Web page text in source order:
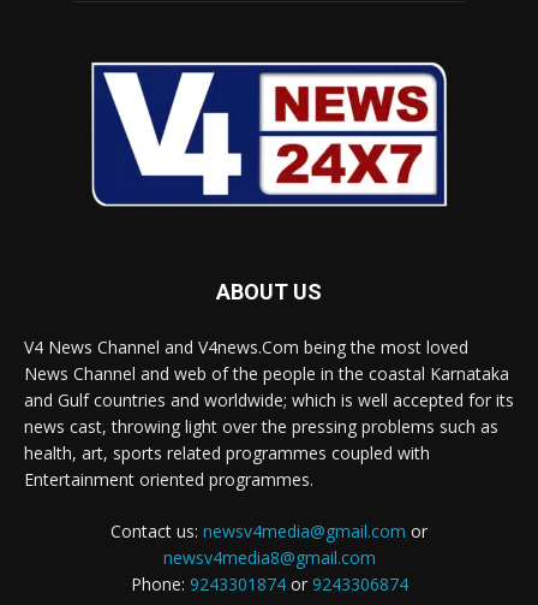
ABOUT US
V4 News Channel and V4news.Com being the most loved
News Channel and web of the people in the coastal Karnataka
and Gulf countries and worldwide; which is well accepted for its
news cast, throwing light over the pressing problems such as
health, art, sports related programmes coupled with
Entertainment oriented programmes.
Contact us: newsv4media@gmail.com or
newsv4media8@gmail.com
Phone: 9243301874or 9243306874